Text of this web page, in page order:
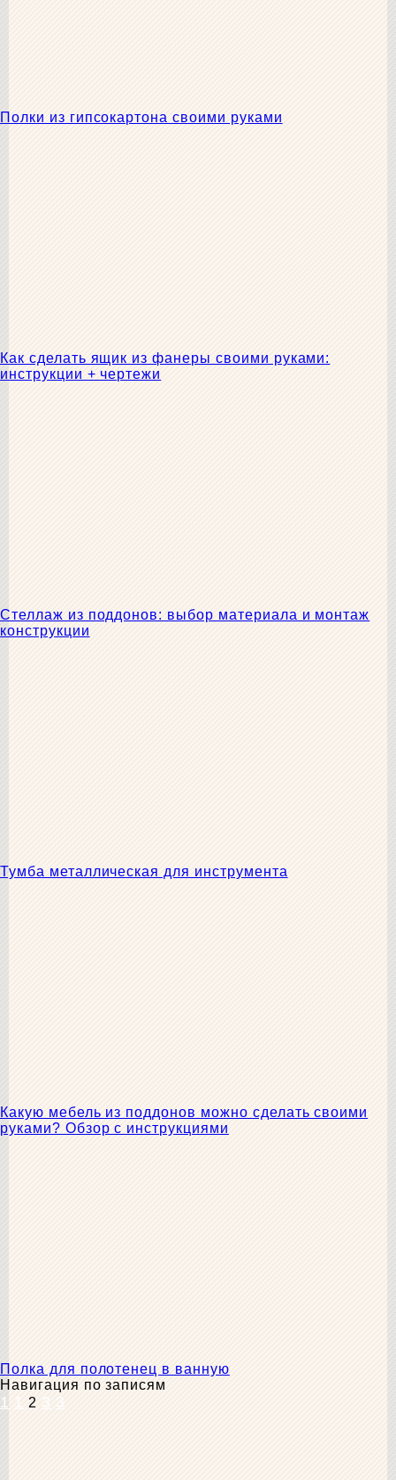
Полки из гипсокартона своими руками
Как сделать ящик из фанеры своими руками:
инструкции + чертежи
Стеллаж из поддонов: выбор материала и монтаж
конструкции
Тумба металлическая для инструмента
Какую мебель из поддонов можно сделать своими
руками? Обзор с инструкциями
Полка для полотенец в ванную
Навигация по записям
1 1 2 3 3